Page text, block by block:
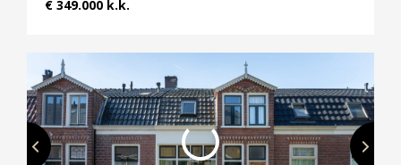
€ 349.000 k.k.